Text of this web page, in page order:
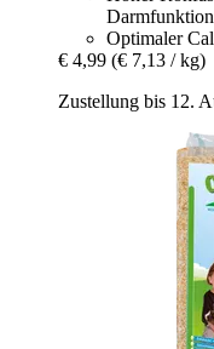
Darmfunktion
Optimaler
€ 4,99 (€ 7,13 / kg)
Zustellung bis 12.